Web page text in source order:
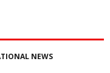
NEWS